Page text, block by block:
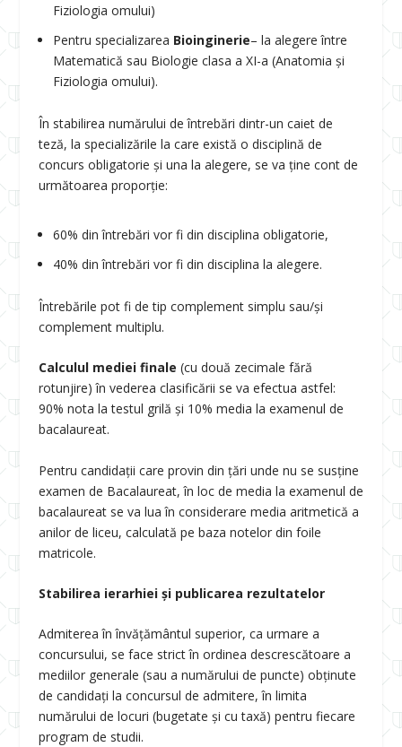
Fiziologia omului)
Pentru specializarea Bioinginerie– la alegere între
Matematică sau Biologie clasa a XI-a (Anatomia și
Fiziologia omului).
În stabilirea numărului de întrebări dintr-un caiet de
teză, la specializările la care există o disciplină de
concurs obligatorie și una la alegere, se va ține cont de
următoarea proporție:
60% din întrebări vor fi din disciplina obligatorie,
40% din întrebări vor fi din disciplina la alegere.
Întrebările pot fi de tip complement simplu sau/și
complement multiplu.
Calculul mediei finale (cu două zecimale fără
rotunjire) în vederea clasificării se va efectua astfel:
90% nota la testul grilă și 10% media la examenul de
bacalaureat.
Pentru candidații care provin din țări unde nu se susține
examen de Bacalaureat, în loc de media la examenul de
bacalaureat se va lua în considerare media aritmetică a
anilor de liceu, calculată pe baza notelor din foile
matricole.
Stabilirea ierarhiei și publicarea rezultatelor
Admiterea în învățământul superior, ca urmare a
concursului, se face strict în ordinea descrescătoare a
mediilor generale (sau a numărului de puncte) obținute
de candidați la concursul de admitere, în limita
numărului de locuri (bugetate și cu taxă) pentru fiecare
program de studii.